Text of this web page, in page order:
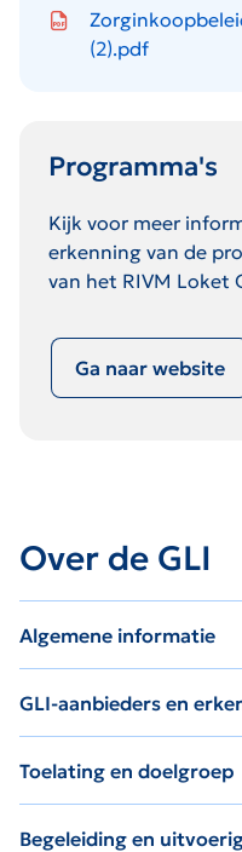
Icon file type-pdf
(2).pdf
Programma's
Kijk voor meer
erkenning van de
van het RIVM Loket
Ga naar website
Over de GLI
Algemene informatie
GLI-aanbieders en
Toelating en doelgroep
Begeleiding en